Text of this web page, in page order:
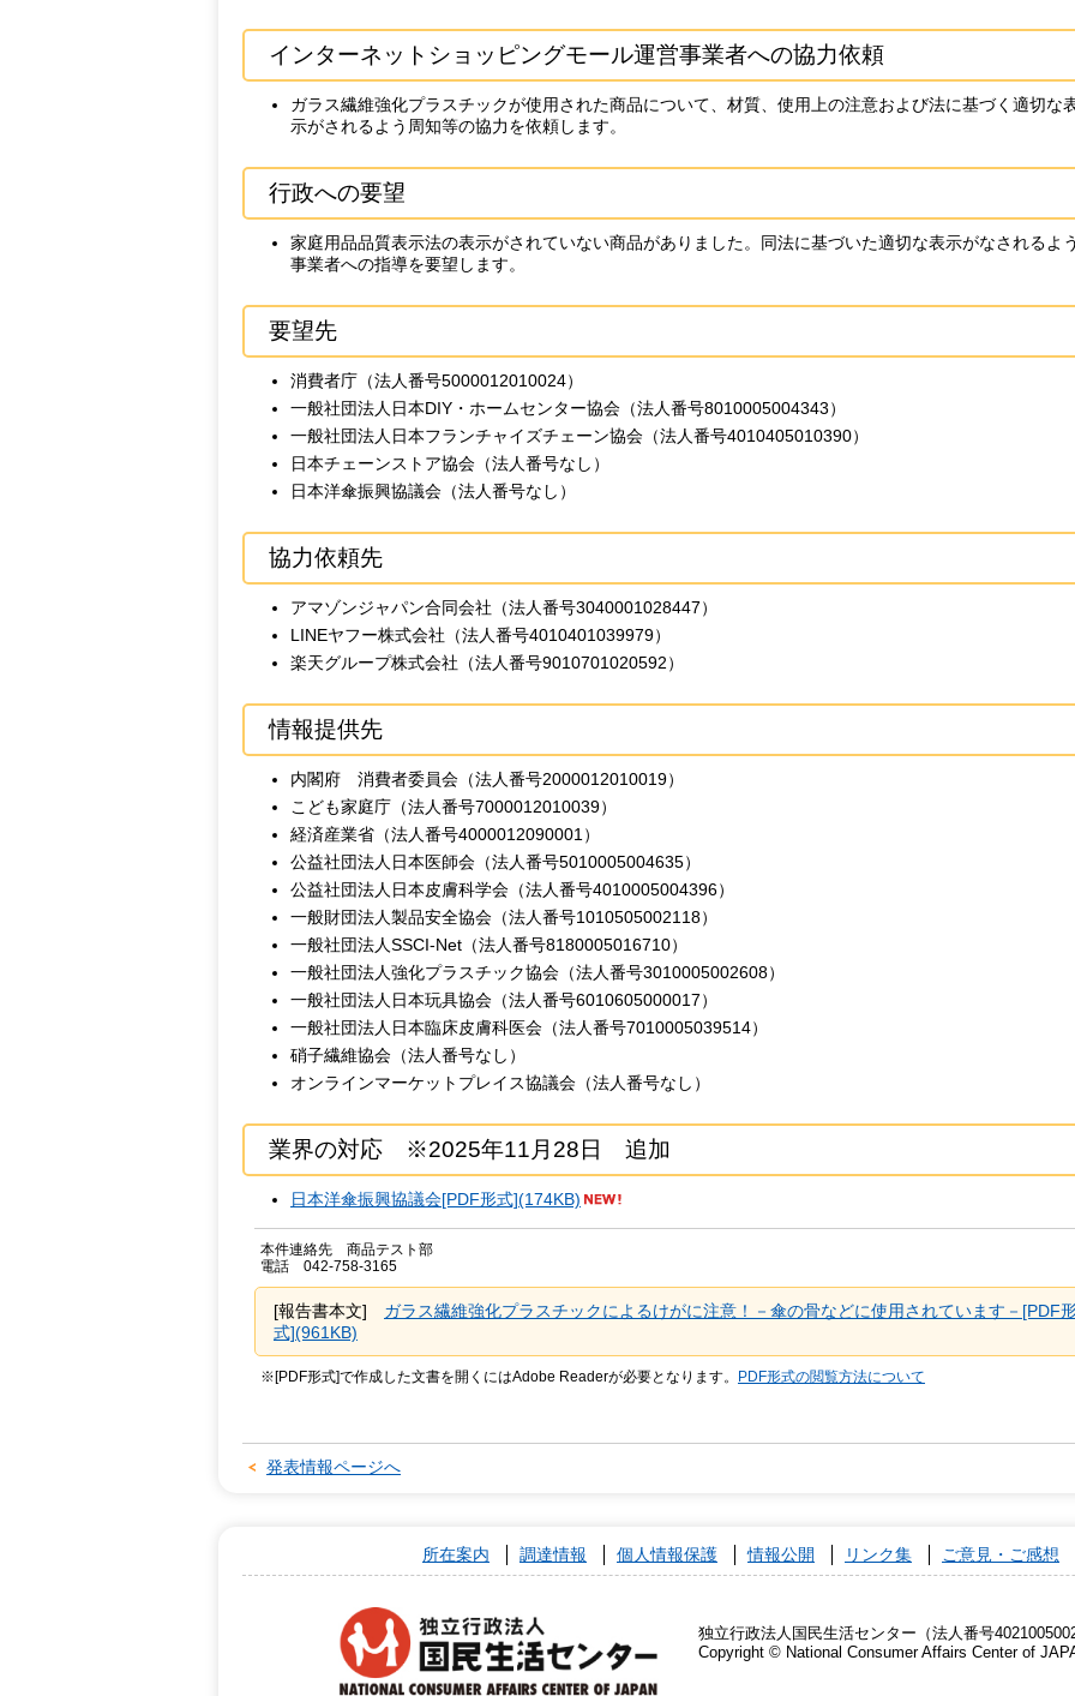
インターネットショッピングモール運営事業者への協力依頼
ガラス繊維強化プラスチックが使用された商品について、材質、使用上の注意および法に基づく適切な
示がされるよう周知等の協力を依頼します。
行政への要望
家庭用品品質表示法の表示がされていない商品がありました。同法に基づいた適切な表示がなされるよ
事業者への指導を要望します。
要望先
消費者庁（法人番号5000012010024）
一般社団法人日本DIY・ホームセンター協会（法人番号8010005004343）
一般社団法人日本フランチャイズチェーン協会（法人番号4010405010390）
日本チェーンストア協会（法人番号なし）
日本洋傘振興協議会（法人番号なし）
協力依頼先
アマゾンジャパン合同会社（法人番号3040001028447）
LINEヤフー株式会社（法人番号4010401039979）
楽天グループ株式会社（法人番号9010701020592）
情報提供先
内閣府 消費者委員会（法人番号2000012010019）
こども家庭庁（法人番号7000012010039）
経済産業省（法人番号4000012090001）
公益社団法人日本医師会（法人番号5010005004635）
公益社団法人日本皮膚科学会（法人番号4010005004396）
一般財団法人製品安全協会（法人番号1010505002118）
一般社団法人SSCI-Net（法人番号8180005016710）
一般社団法人強化プラスチック協会（法人番号3010005002608）
一般社団法人日本玩具協会（法人番号6010605000017）
一般社団法人日本臨床皮膚科医会（法人番号7010005039514）
硝子繊維協会（法人番号なし）
オンラインマーケットプレイス協議会（法人番号なし）
業界の対応 ※2025年11月28日 追加
日本洋傘振興協議会[PDF形式](174KB)
本件連絡先 商品テスト部
電話 042-758-3165
[報告書本文] ガラス繊維強化プラスチックによるけがに注意！－傘の骨などに使用されています－[PDF
式](961KB)
※[PDF形式]で作成した文書を開くにはAdobe Readerが必要となります。 PDF形式の閲覧方法について
発表情報ページへ
所在案内 調達情報 個人情報保護 情報公開 リンク集 ご意見・ご感想
独立行政法人国民生活センター（法人番号
Copyright © National Consumer Affairs Center of